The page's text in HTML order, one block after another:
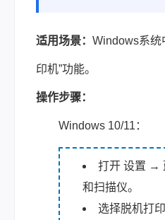
适用场景： Windows系统
印机”功能。
操作步骤：
Windows 10/11：
打开 设置 →
和扫描仪。
选择脱机打